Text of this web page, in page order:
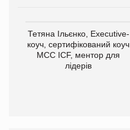
Тетяна Ільєнко, Executive-
коуч, сертифікований коуч
МСС ICF, ментор для
лідерів